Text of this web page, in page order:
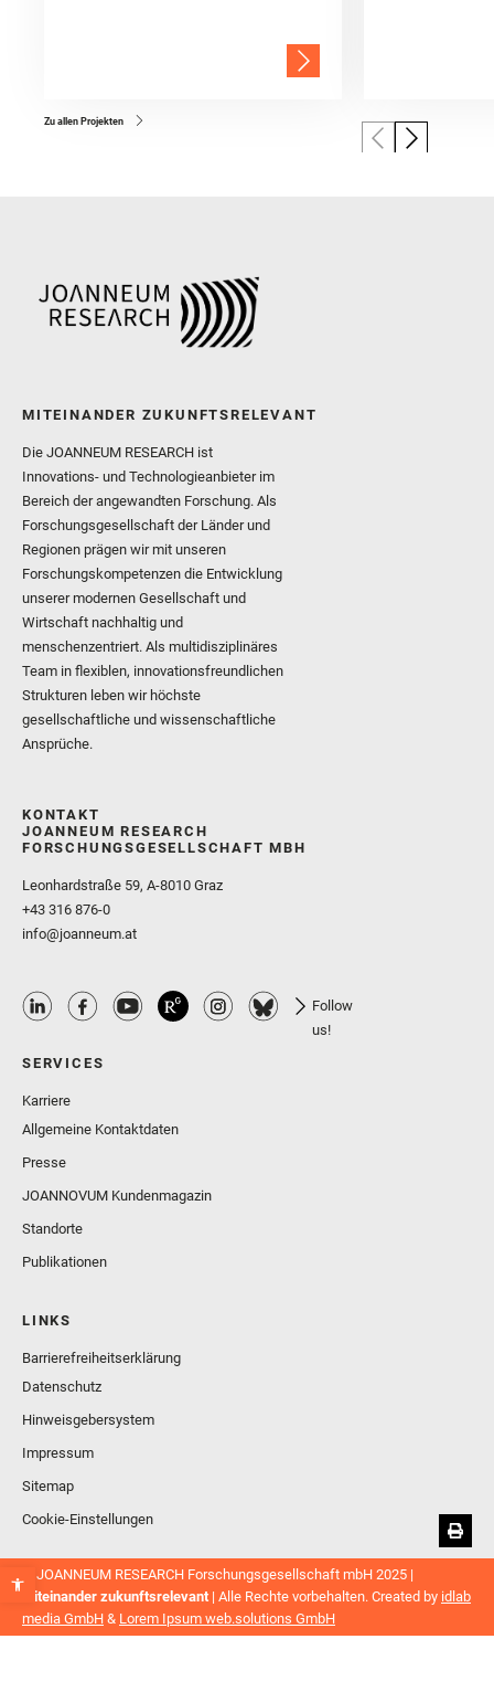
Zu allen Projekten
MITEINANDER ZUKUNFTSRELEVANT
Die JOANNEUM RESEARCH ist
Innovations- und Technologieanbieter im
Bereich der angewandten Forschung. Als
Forschungsgesellschaft der Länder und
Regionen prägen wir mit unseren
Forschungskompetenzen die Entwicklung
unserer modernen Gesellschaft und
Wirtschaft nachhaltig und
menschenzentriert. Als multidisziplinäres
Team in flexiblen, innovationsfreundlichen
Strukturen leben wir höchste
gesellschaftliche und wissenschaftliche
Ansprüche.
KONTAKT
JOANNEUM RESEARCH
FORSCHUNGSGESELLSCHAFT MBH
Leonhardstraße 59, A-8010 Graz
+43 316 876-0
info@joanneum.at
Follow
us!
SERVICES
Karriere
Allgemeine Kontaktdaten
Presse
JOANNOVUM Kundenmagazin
Standorte
Publikationen
LINKS
Barrierefreiheitserklärung
Datenschutz
Hinweisgebersystem
Impressum
Sitemap
Cookie-Einstellungen
© JOANNEUM RESEARCH Forschungsgesellschaft mbH 2025 |
Miteinander zukunftsrelevant | Alle Rechte vorbehalten. Created by idlab
media GmbH & Lorem Ipsum web.solutions GmbH